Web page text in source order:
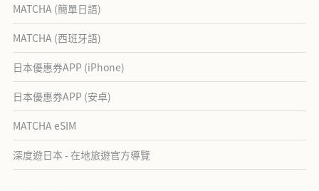
MATCHA (簡單日語)
MATCHA (西班牙語)
日本優惠券APP (iPhone)
日本優惠券APP (安卓)
MATCHA eSIM
深度遊日本 - 在地旅遊官方導覽